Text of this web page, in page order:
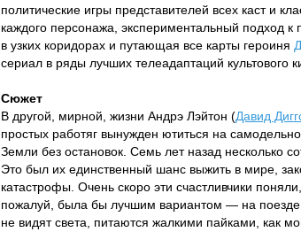
политические игры представителей всех каст и
каждого персонажа, экспериментальный подход к
в узких коридорах и путающая все карты героиня
сериал в ряды лучших телеадаптаций культового
Сюжет
В другой, мирной, жизни Андрэ Лэйтон (Давид
простых работяг вынужден ютиться на
Земли без остановок. Семь лет назад несколько
Это был их единственный шанс выжить в мире,
катастрофы. Очень скоро эти счастливчики
пожалуй, была бы лучшим вариантом — на
не видят света, питаются жалкими пайками, как